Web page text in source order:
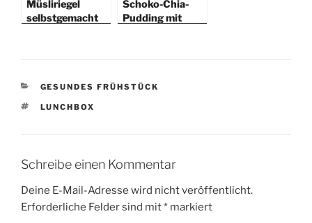
Müsliriegel
selbstgemacht
Schoko-Chia-
Pudding mit
KATEGORIEN
GESUNDES FRÜHSTÜCK
SCHLAGWÖRTER
LUNCHBOX
Schreibe einen Kommentar
Deine E-Mail-Adresse wird nicht veröffentlicht.
Erforderliche Felder sind mit* markiert